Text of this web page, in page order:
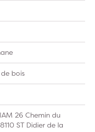
bois
26 Chemin du
ST Didier de la